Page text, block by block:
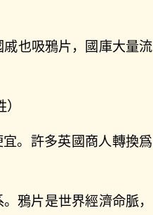
也吸鴉片，國庫大量流
。許多英國商人轉換爲
鴉片是世界經濟命脈，